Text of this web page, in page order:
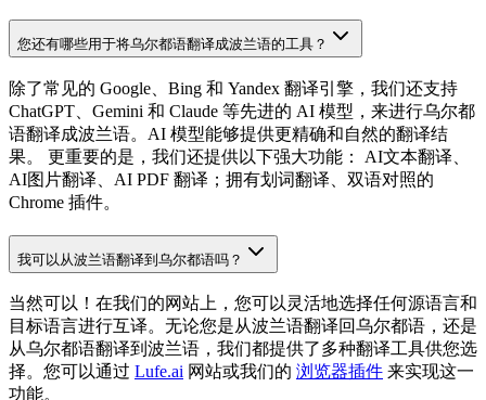
您还有哪些用于将乌尔都语翻译成波兰语的工具？
除了常见的 Google、Bing 和 Yandex 翻译引擎，我们还支持
ChatGPT、Gemini 和 Claude 等先进的 AI 模型，来进行乌尔都
语翻译成波兰语。AI 模型能够提供更精确和自然的翻译结
果。 更重要的是，我们还提供以下强大功能： AI文本翻译、
AI图片翻译、AI PDF 翻译；拥有划词翻译、双语对照的
Chrome 插件。
我可以从波兰语翻译到乌尔都语吗？
当然可以！在我们的网站上，您可以灵活地选择任何源语言和
目标语言进行互译。无论您是从波兰语翻译回乌尔都语，还是
从乌尔都语翻译到波兰语，我们都提供了多种翻译工具供您选
择。您可以通过 Lufe.ai 网站或我们的 浏览器插件 来实现这一
功能。